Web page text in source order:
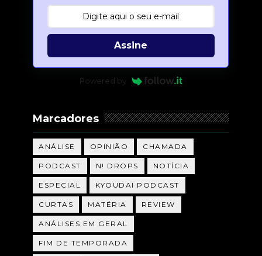
Assine
Powered by
Marcadores
ANÁLISE OPINIÃO CHAMADA
PODCAST N! DROPS NOTÍCIA
ESPECIAL KYOUDAI PODCAST
CURTAS MATÉRIA REVIEW
ANÁLISES EM GERAL
FIM DE TEMPORADA